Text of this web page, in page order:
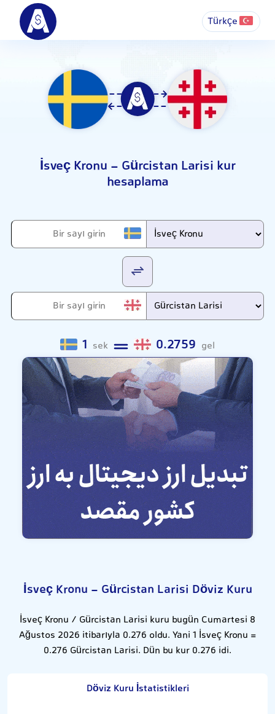
Türkçe
İsveç Kronu - Gürcistan Larisi kur
hesaplama
1 sek 0.2759 gel
İsveç Kronu - Gürcistan Larisi Döviz Kuru
İsveç Kronu / Gürcistan Larisi kuru bugün Cumartesi 8
Ağustos 2026 itibarıyla 0.276 oldu. Yani 1 İsveç Kronu =
0.276 Gürcistan Larisi. Dün bu kur 0.276 idi.
Döviz Kuru İstatistikleri